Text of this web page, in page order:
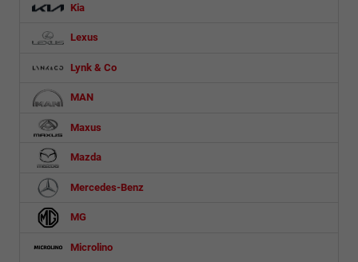
Kia
Lexus
Lynk & Co
MAN
Maxus
Mazda
Mercedes-Benz
MG
Microlino